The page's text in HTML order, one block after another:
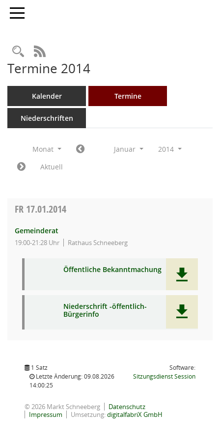
Toggle navigation
Rechercheauswahl
RSS-Feed
Termine 2014
Kalender Termine
Niederschriften
Monat Januar
2014
Aktuell
FR 17.01.2014
Gemeinderat
19:00-21:28 Uhr Rathaus Schneeberg
Öffentliche Bekanntmachung
Niederschrift -öffentlich-
Bürgerinfo
1 Satz
Letzte Änderung: 09.08.2026
14:00:25
Software:
SitzungsdienstSession(Wird in
© 2026 Markt Schneeberg
Datenschutz
Impressum
Umsetzung:digitalfabriX GmbH